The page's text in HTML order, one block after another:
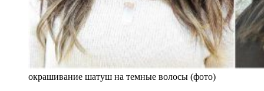
окрашивание шатуш на темные волосы (фото)